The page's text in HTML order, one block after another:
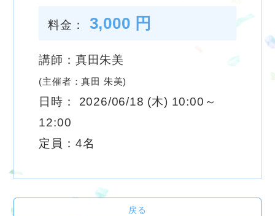
料金： 3,000 円
講師：真田朱美
(主催者：真田 朱美)
日時： 2026/06/18 (木) 10:00～
12:00
定員：4名
戻る